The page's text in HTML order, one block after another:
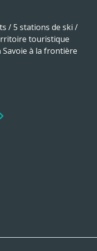
/ 5 stations de ski /
touristique
à la frontière